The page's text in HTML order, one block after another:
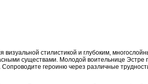
стилистикой и глубоким,
существами. Молодой воительнице Эстре
героиню через различные